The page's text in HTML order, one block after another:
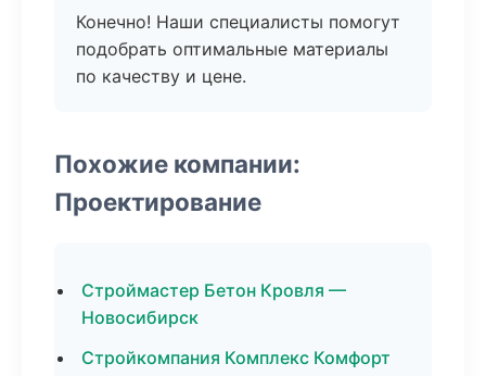
Конечно! Наши специалисты помогут
подобрать оптимальные материалы
по качеству и цене.
Похожие компании:
Проектирование
Строймастер Бетон Кровля —
Новосибирск
Стройкомпания Комплекс Комфорт